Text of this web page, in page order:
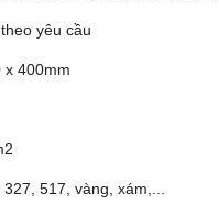
yêu cầu
400mm
517, vàng, xám,...